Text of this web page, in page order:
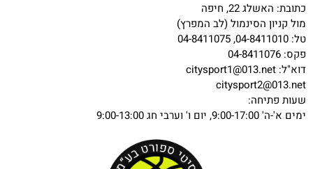
כתובת: האשלג 22, חיפה
מול קניון הסינמול (לב המפרץ)
טל: 04-8411010, 04-8411075
פקס: 04-8411076
דוא"ל: citysport1@013.net
citysport2@013.net
שעות פתיחה:
ימים א'-ה' 9:00-17:00, יום ו' וערבי חג 9:00-13:00